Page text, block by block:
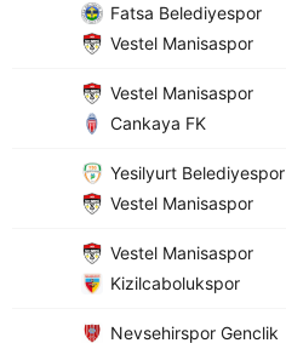
Fatsa Belediyespor
Vestel Manisaspor
Vestel Manisaspor
Cankaya FK
Yesilyurt Belediyespor
Vestel Manisaspor
Vestel Manisaspor
Kizilcabolukspor
Nevsehirspor Genclik